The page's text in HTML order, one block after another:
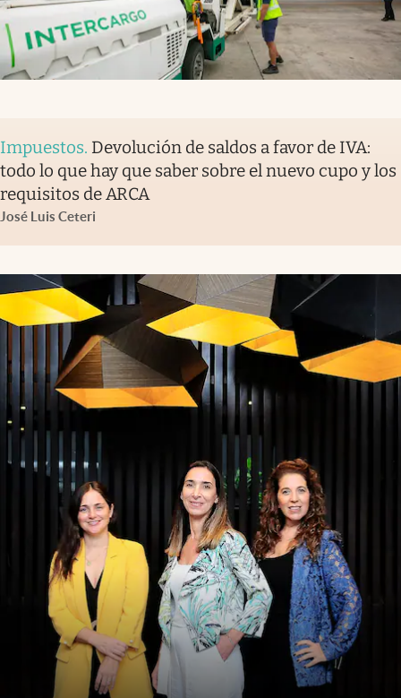
Impuestos. Devolución de saldos a favor de IVA:
todo lo que hay que saber sobre el nuevo cupo y los
requisitos de ARCA
José Luis Ceteri